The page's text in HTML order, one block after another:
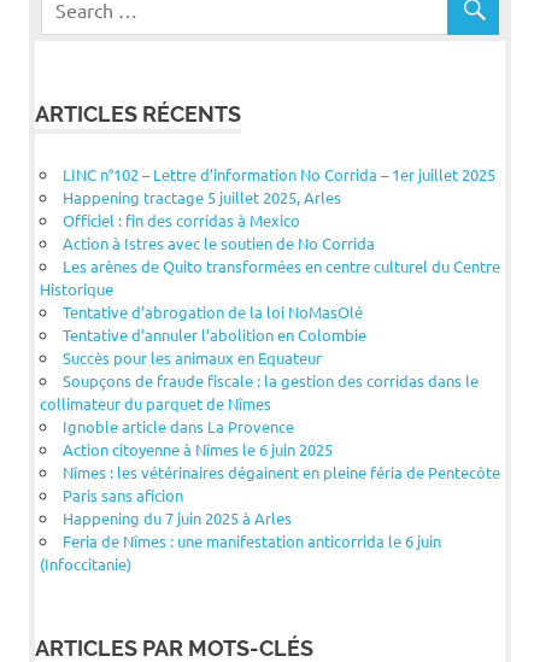
ARTICLES RÉCENTS
LINC n°102 – Lettre d’information No Corrida – 1er juillet 2025
Happening tractage 5 juillet 2025, Arles
Officiel : fin des corridas à Mexico
Action à Istres avec le soutien de No Corrida
Les arènes de Quito transformées en centre culturel du Centre
Historique
Tentative d’abrogation de la loi NoMasOlé
Tentative d’annuler l’abolition en Colombie
Succès pour les animaux en Equateur
Soupçons de fraude fiscale : la gestion des corridas dans le
collimateur du parquet de Nîmes
Ignoble article dans La Provence
Action citoyenne à Nîmes le 6 juin 2025
Nîmes : les vétérinaires dégainent en pleine féria de Pentecôte
Paris sans aficion
Happening du 7 juin 2025 à Arles
Feria de Nîmes : une manifestation anticorrida le 6 juin
(Infoccitanie)
ARTICLES PAR MOTS-CLÉS